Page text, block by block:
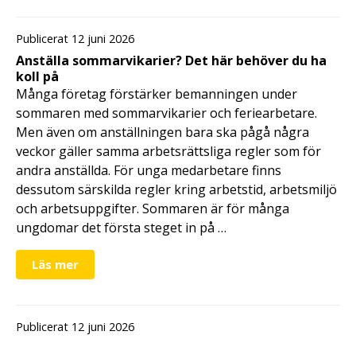
Publicerat 12 juni 2026
Anställa sommarvikarier? Det här behöver du ha
koll på
Många företag förstärker bemanningen under
sommaren med sommarvikarier och feriearbetare.
Men även om anställningen bara ska pågå några
veckor gäller samma arbetsrättsliga regler som för
andra anställda. För unga medarbetare finns
dessutom särskilda regler kring arbetstid, arbetsmiljö
och arbetsuppgifter. Sommaren är för många
ungdomar det första steget in på …
Läs mer
Publicerat 12 juni 2026